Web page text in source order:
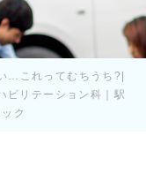
…これってむちうち?|
ビリテーション科｜駅
ク